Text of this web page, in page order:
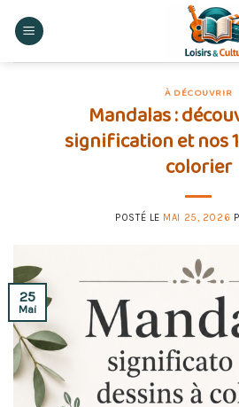
À DÉCOUVRIR
Mandalas :
signification et nos
colorier
POSTÉ LE MAI 25, 2026
25
Mai